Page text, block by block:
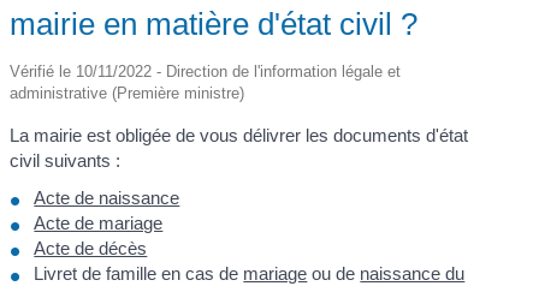
mairie en matière d'état civil ?
Vérifié le 10/11/2022 - Direction de l'information légale et
administrative (Première ministre)
La mairie est obligée de vous délivrer les documents d'état
civil suivants :
Acte de naissance
Acte de mariage
Acte de décès
Livret de famille en cas de mariage ou de naissance du